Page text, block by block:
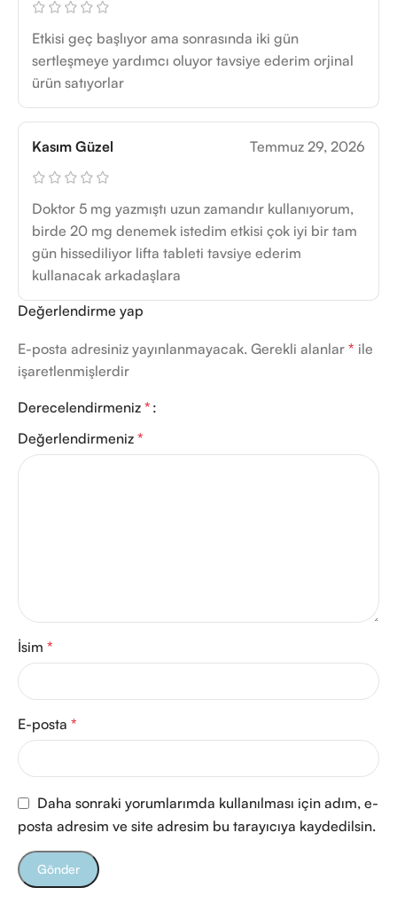
Etkisi geç başlıyor ama sonrasında iki gün
sertleşmeye yardımcı oluyor tavsiye ederim orjinal
ürün satıyorlar
Kasım Güzel Temmuz 29, 2026
Doktor 5 mg yazmıştı uzun zamandır kullanıyorum,
birde 20 mg denemek istedim etkisi çok iyi bir tam
gün hissediliyor lifta tableti tavsiye ederim
kullanacak arkadaşlara
Değerlendirme yap
E-posta adresiniz yayınlanmayacak. Gerekli alanlar * ile
işaretlenmişlerdir
Derecelendirmeniz *
Değerlendirmeniz *
İsim *
E-posta *
Daha sonraki yorumlarımda kullanılması için adım, e-
posta adresim ve site adresim bu tarayıcıya kaydedilsin.